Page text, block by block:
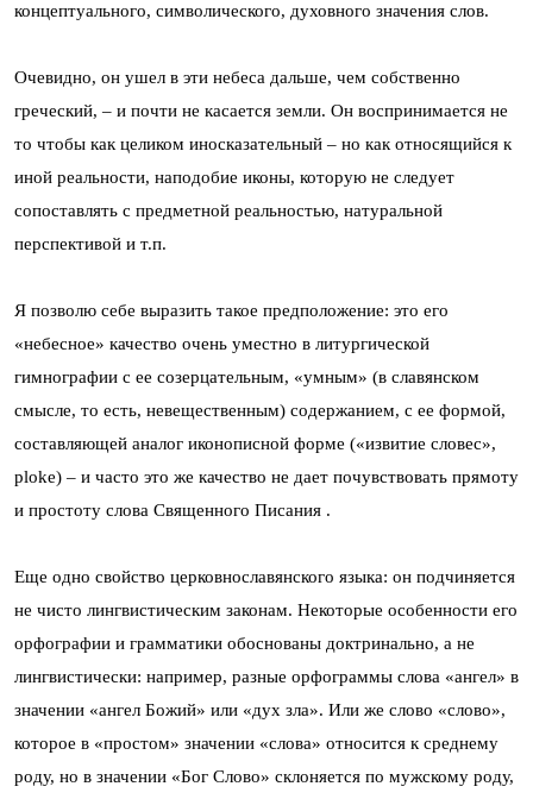
концептуального, символического, духовного значения слов.
Очевидно, он ушел в эти небеса дальше, чем собственно
греческий, – и почти не касается земли. Он воспринимается не
то чтобы как целиком иносказательный – но как относящийся к
иной реальности, наподобие иконы, которую не следует
сопоставлять с предметной реальностью, натуральной
перспективой и т.п.
Я позволю себе выразить такое предположение: это его
«небесное» качество очень уместно в литургической
гимнографии с ее созерцательным, «умным» (в славянском
смысле, то есть, невещественным) содержанием, с ее формой,
составляющей аналог иконописной форме («извитие словес»,
ploke) – и часто это же качество не дает почувствовать прямоту
и простоту слова Священного Писания .
Еще одно свойство церковнославянского языка: он подчиняется
не чисто лингвистическим законам. Некоторые особенности его
орфографии и грамматики обоснованы доктринально, а не
лингвистически: например, разные орфограммы слова «ангел» в
значении «ангел Божий» или «дух зла». Или же слово «слово»,
которое в «простом» значении «слова» относится к среднему
роду, но в значении «Бог Слово» склоняется по мужскому роду,